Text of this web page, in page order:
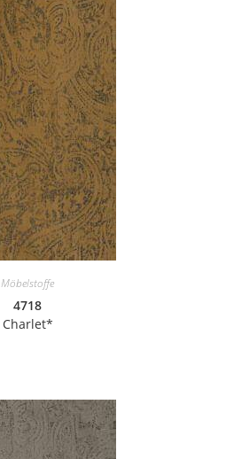
Möbelstoffe
4718
Charlet*